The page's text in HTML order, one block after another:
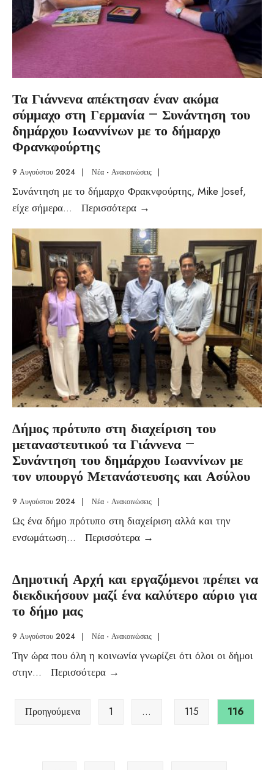
Τα Γιάννενα απέκτησαν έναν ακόμα
σύμμαχο στη Γερμανία – Συνάντηση του
δημάρχου Ιωαννίνων με το δήμαρχο
Φρανκφούρτης
9 Αυγούστου 2024 | Νέα - Ανακοινώσεις |
Συνάντηση με το δήμαρχο Φρακνφούρτης, Mike Josef,
είχε σήμερα... Περισσότερα →
Δήμος πρότυπο στη διαχείριση του
μεταναστευτικού τα Γιάννενα –
Συνάντηση του δημάρχου Ιωαννίνων με
τον υπουργό Μετανάστευσης και Ασύλου
9 Αυγούστου 2024 | Νέα - Ανακοινώσεις |
Ως ένα δήμο πρότυπο στη διαχείριση αλλά και την
ενσωμάτωση... Περισσότερα →
Δημοτική Αρχή και εργαζόμενοι πρέπει να
διεκδικήσουν μαζί ένα καλύτερο αύριο για
το δήμο μας
9 Αυγούστου 2024 | Νέα - Ανακοινώσεις |
Την ώρα που όλη η κοινωνία γνωρίζει ότι όλοι οι δήμοι
στην... Περισσότερα →
Προηγούμενα 1 … 115 116